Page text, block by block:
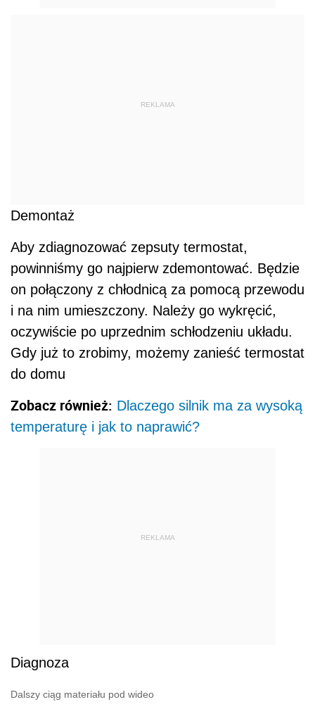
REKLAMA
Demontaż
Aby zdiagnozować zepsuty termostat,
powinniśmy go najpierw zdemontować. Będzie
on połączony z chłodnicą za pomocą przewodu
i na nim umieszczony. Należy go wykręcić,
oczywiście po uprzednim schłodzeniu układu.
Gdy już to zrobimy, możemy zanieść termostat
do domu
Zobacz również: Dlaczego silnik ma za wysoką
temperaturę i jak to naprawić?
REKLAMA
Diagnoza
Dalszy ciąg materiału pod wideo